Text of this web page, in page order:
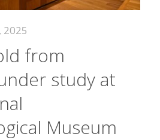
2025
from
study at
Museum